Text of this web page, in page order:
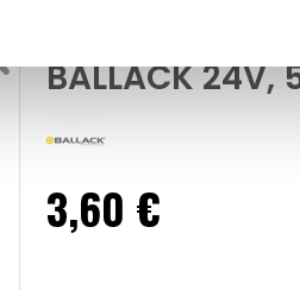
BALLACK 24V,
3,60 €